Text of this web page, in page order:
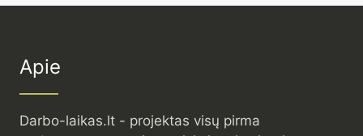
Apie
Darbo-laikas.lt - projektas visų pirma